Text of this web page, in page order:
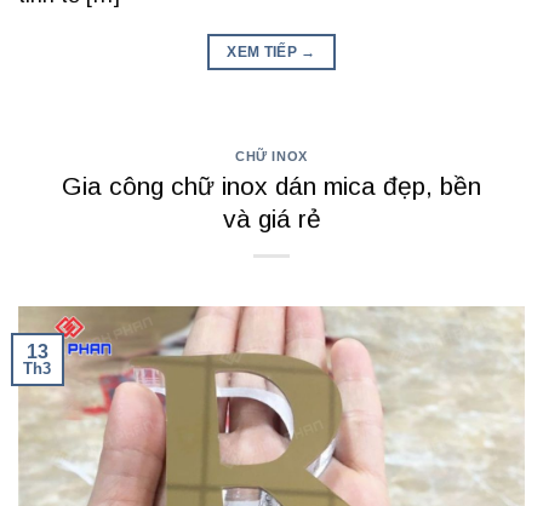
XEM TIẾP →
CHỮ INOX
Gia công chữ inox dán mica đẹp, bền
và giá rẻ
13
Th3